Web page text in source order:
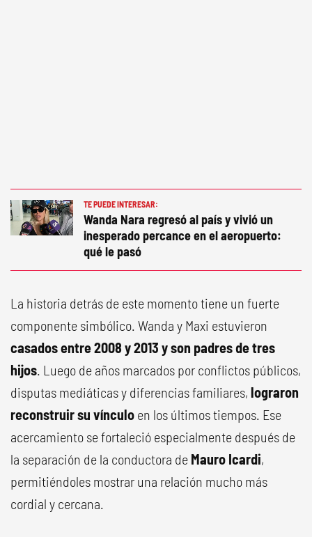
TE PUEDE INTERESAR:
Wanda Nara regresó al país y vivió un
inesperado percance en el aeropuerto:
qué le pasó
La historia detrás de este momento tiene un fuerte
componente simbólico. Wanda y Maxi estuvieron
casados entre 2008 y 2013 y son padres de tres
hijos. Luego de años marcados por conflictos públicos,
disputas mediáticas y diferencias familiares, lograron
reconstruir su vínculo en los últimos tiempos. Ese
acercamiento se fortaleció especialmente después de
la separación de la conductora de Mauro Icardi,
permitiéndoles mostrar una relación mucho más
cordial y cercana.